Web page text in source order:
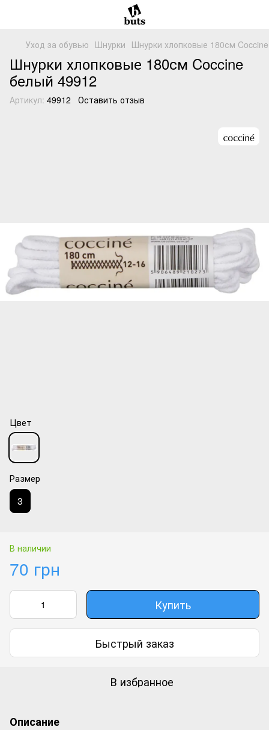
Уход за обувью Шнурки Шнурки хлопковые 180см
Шнурки хлопковые 180см Coccine
белый 49912
Артикул: 49912 Оставить отзыв
Цвет
Размер
3
В наличии
70 грн
Купить
Быстрый заказ
В избранное
Описание